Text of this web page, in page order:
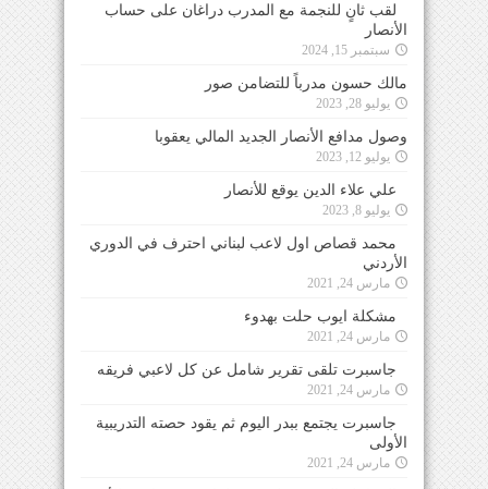
لقب ثانٍ للنجمة مع المدرب دراغان على حساب
الأنصار
سبتمبر 15, 2024
مالك حسون مدرباً للتضامن صور
يوليو 28, 2023
وصول مدافع الأنصار الجديد المالي يعقوبا
يوليو 12, 2023
علي علاء الدين يوقع للأنصار
يوليو 8, 2023
محمد قصاص اول لاعب لبناني احترف في الدوري
الأردني
مارس 24, 2021
مشكلة ايوب حلت بهدوء
مارس 24, 2021
جاسبرت تلقى تقرير شامل عن كل لاعبي فريقه
مارس 24, 2021
جاسبرت يجتمع ببدر اليوم ثم يقود حصته التدريبية
الأولى
مارس 24, 2021